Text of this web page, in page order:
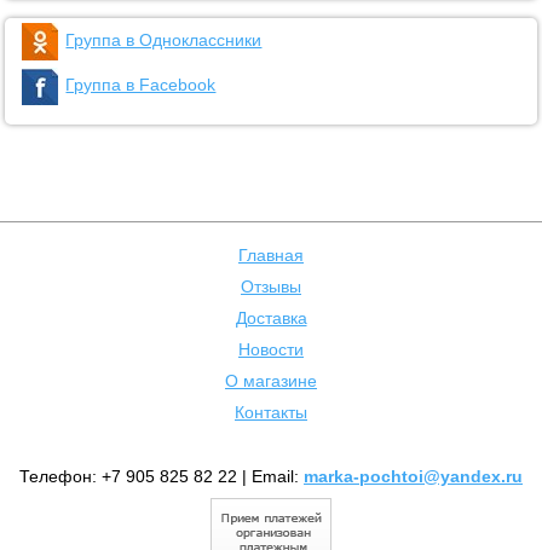
Группа в Одноклассники
Группа в Facebook
Главная
Отзывы
Доставка
Новости
О магазине
Контакты
Телефон: +7 905 825 82 22 | Email: marka-pochtoi@yandex.ru